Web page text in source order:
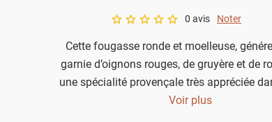
A star rating of 0 out of 5.
0 avis Noter
Cette fougasse ronde et moelleuse,
garnie d’oignons rouges, de gruyère et de
une spécialité provençale très appréciée
France. Cousine de la focaccia italienne,
Voir plus